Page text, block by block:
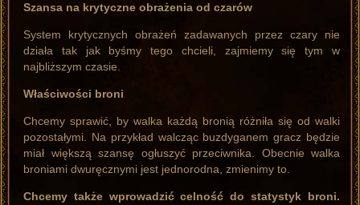
Szansa na krytyczne obrażenia od czarów
System krytycznych obrażeń zadawanych przez czary nie
działa tak jak byśmy tego chcieli, zajmiemy się tym w
najbliższym czasie.
Właściwości broni
Chcemy sprawić, by walka każdą bronią różniła się od walki
pozostałymi. Na przykład walcząc buzdyganem gracz będzie
miał większą szansę ogłuszyć przeciwnika. Obecnie walka
broniami dwuręcznymi jest jednorodna, zmienimy to.
Chcemy także wprowadzić celność do statystyk broni.